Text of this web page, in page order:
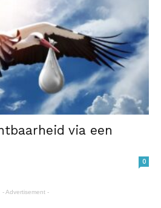
via een
0
- Advertisement -